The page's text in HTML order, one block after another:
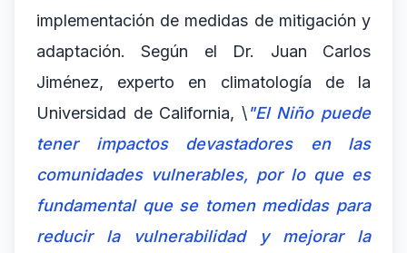
implementación de medidas de mitigación y
adaptación. Según el Dr. Juan Carlos
Jiménez, experto en climatología de la
Universidad de California, \"El Niño puede
tener impactos devastadores en las
comunidades vulnerables, por lo que es
fundamental que se tomen medidas para
reducir la vulnerabilidad y mejorar la